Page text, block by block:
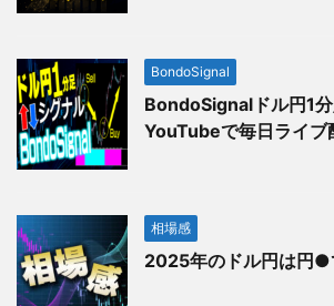
BondoSignal
BondoSignalドル円1
YouTubeで毎日ライブ
相場感
2025年のドル円は円●